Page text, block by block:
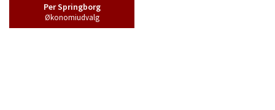
Per Springborg
Økonomiudvalg